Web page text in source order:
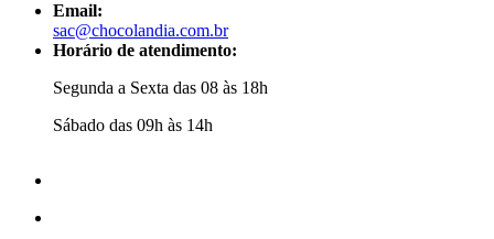
Email:
sac@chocolandia.com.br
Horário de atendimento:
Segunda a Sexta das 08 às 18h
Sábado das 09h às 14h